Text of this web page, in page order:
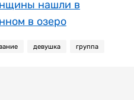
нашли в
в озеро
девушка группа